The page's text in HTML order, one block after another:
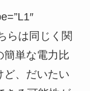
らは同じく関
簡単な電力比
ど、だいたい